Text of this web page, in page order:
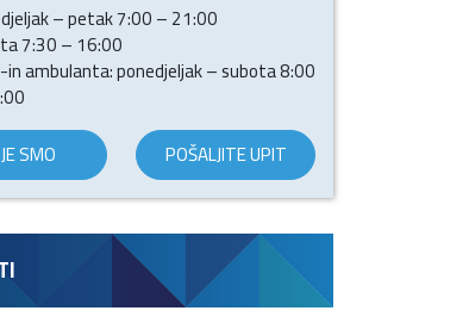
– petak 7:00 – 21:00
7:30 – 16:00
in ambulanta: ponedjeljak – subota 8:00
SMO
POŠALJITE UPIT